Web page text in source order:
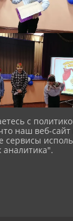
с
наш веб-сайт
аналитика".